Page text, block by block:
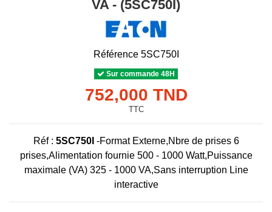
VA - (5SC750I)
Référence 5SC750I
Sur commande 48H
752,000 TND
TTC
Réf : 5SC750I -Format Externe,Nbre de prises 6
prises,Alimentation fournie 500 - 1000 Watt,Puissance
maximale (VA) 325 - 1000 VA,Sans interruption Line
interactive